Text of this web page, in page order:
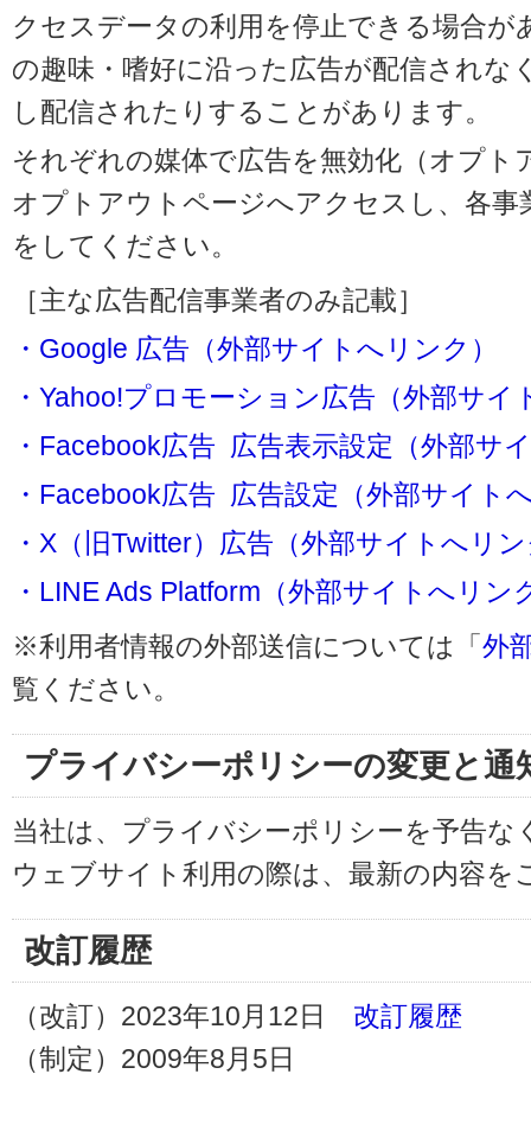
クセスデータの利用を停止できる場合が
の趣味・嗜好に沿った広告が配信されな
し配信されたりすることがあります。
それぞれの媒体で広告を無効化（オプト
オプトアウトページへアクセスし、各
をしてください。
［主な広告配信事業者のみ記載］
・Google 広告（外部サイトへリンク）
・Yahoo!プロモーション広告（外部サイ
・Facebook広告 広告表示設定（外部サ
・Facebook広告 広告設定（外部サイト
・X（旧Twitter）広告（外部サイトへリ
・LINE Ads Platform（外部サイトへリン
※利用者情報の外部送信については「外
覧ください。
プライバシーポリシーの変更と通
当社は、プライバシーポリシーを予告
ウェブサイト利用の際は、最新の内容を
改訂履歴
（改訂）2023年10月12日 改訂履歴
（制定）2009年8月5日